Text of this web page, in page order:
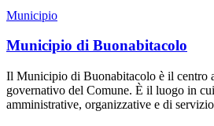
Municipio
Municipio di Buonabitacolo
Il Municipio di Buonabitacolo è il centro
governativo del Comune. È il luogo in
amministrative, organizzative e di